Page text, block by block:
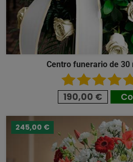
Centro funerario de 30
190,00 €
245,00 €